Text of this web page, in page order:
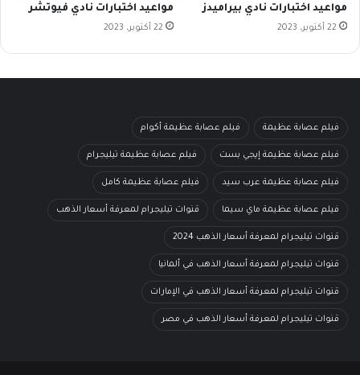
مواعيد اختبارات نادي بيراميدز
22 أكتوبر، 2023
مواعيد اختبارات نادي فيوتشر
22 أكتوبر، 2023
فيلم عصابة عظيمة فيلم عصابة عظيمة أكوام
فيلم عصابة عظيمة إيجي بست فيلم عصابة عظيمة تيليجرام
فيلم عصابة عظيمة عرب سيد فيلم عصابة عظيمة كامل
فيلم عصابة عظيمة ماي سيما قنوات تيليجرام لمعرفة أسعار الذهب
قنوات تيليجرام لمعرفة أسعار الذهب 2024
قنوات تيليجرام لمعرفة أسعار الذهب في ألمانيا
قنوات تيليجرام لمعرفة أسعار الذهب في الإمارات
قنوات تيليجرام لمعرفة أسعار الذهب في مصر